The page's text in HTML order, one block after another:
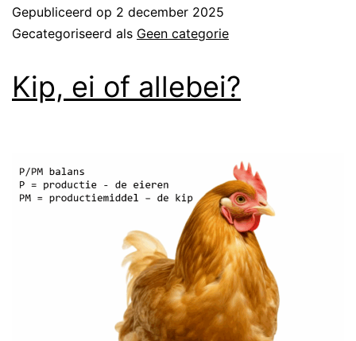
Gepubliceerd op 2 december 2025
Gecategoriseerd als Geen categorie
Kip, ei of allebei?